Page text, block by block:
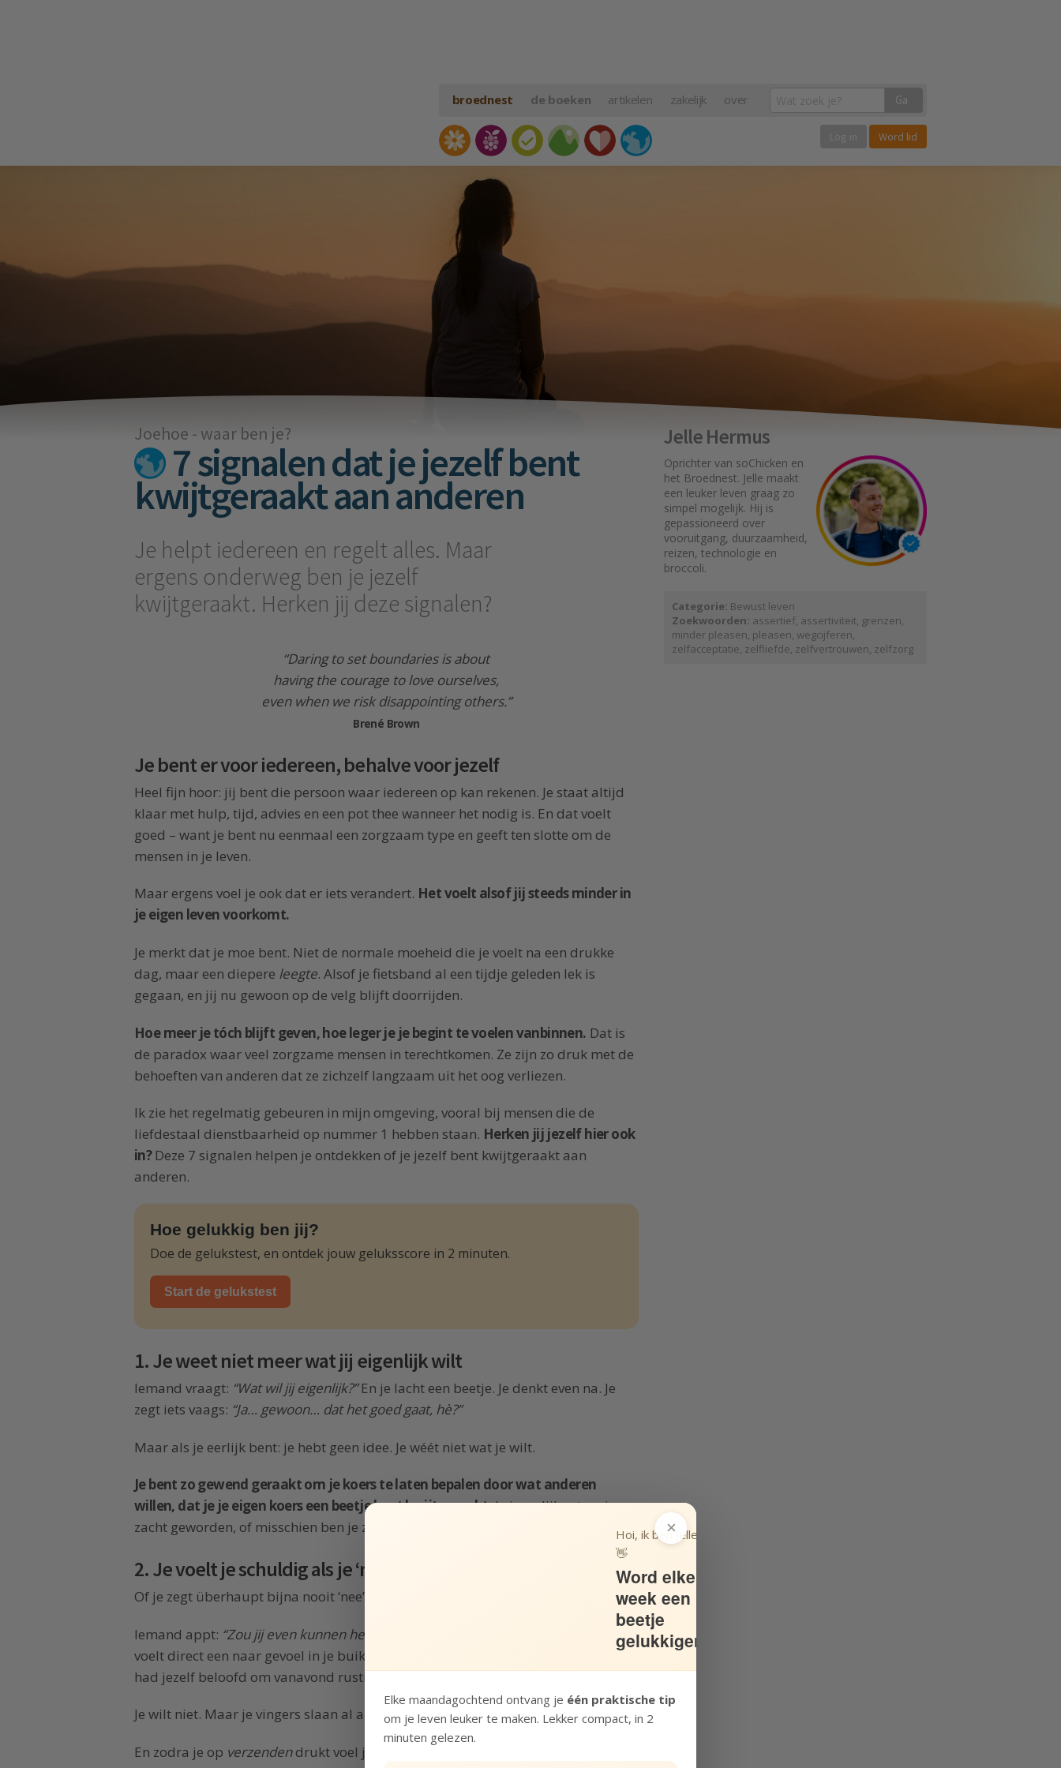
broednest de boeken artikelen zakelijk over Ga
Word lid
Joehoe - waar ben je?
7 signalen dat je jezelf bent
kwijtgeraakt aan anderen
Je helpt iedereen en regelt alles. Maar
ergens onderweg ben je jezelf
kwijtgeraakt. Herken jij deze signalen?
“Daring to set boundaries is about
having the courage to love ourselves,
even when we risk disappointing others.”
Brené Brown
Je bent er voor iedereen, behalve voor jezelf
Heel fijn hoor: jij bent die persoon waar iedereen op kan rekenen. Je staat altijd
klaar met hulp, tijd, advies en een pot thee wanneer het nodig is. En dat voelt
goed – want je bent nu eenmaal een zorgzaam type en geeft ten slotte om de
mensen in je leven.
Maar ergens voel je ook dat er iets verandert. Het voelt alsof jij steeds minder in
je eigen leven voorkomt.
Je merkt dat je moe bent. Niet de normale moeheid die je voelt na een drukke
dag, maar een diepere leegte. Alsof je fietsband al een tijdje geleden lek is
gegaan, en jij nu gewoon op de velg blijft doorrijden.
Hoe meer je tóch blijft geven, hoe leger je je begint te voelen vanbinnen. Dat is
de paradox waar veel zorgzame mensen in terechtkomen. Ze zijn zo druk met de
behoeften van anderen dat ze zichzelf langzaam uit het oog verliezen.
Ik zie het regelmatig gebeuren in mijn omgeving, vooral bij mensen die de
liefdestaal dienstbaarheid op nummer 1 hebben staan. Herken jij jezelf hier ook
in?Deze 7 signalen helpen je ontdekken of je jezelf bent kwijtgeraakt aan
anderen.
Hoe gelukkig ben jij?
Doe de gelukstest, en ontdek jouw geluksscore in 2 minuten.
Start de gelukstest
1. Je weet niet meer wat jij eigenlijk wilt
Iemand vraagt: “Wat wil jij eigenlijk?”En je lacht een beetje. Je denkt even na. Je
zegt iets vaags: “Ja… gewoon… dat het goed gaat, hè?”
Maar als je eerlijk bent: je hebt geen idee. Je wéét niet wat je wilt.
Je bent zo gewend geraakt om je koers te laten bepalen door wat anderen
willen, dat je je eigen koers een beetje bent kwijtgeraakt.Je innerlijke stem is
zacht geworden, of misschien ben je zelfs vergeten hoe die klinkt.
2. Je voelt je schuldig als je ‘nee’ zegt
Of je zegt überhaupt bijna nooit ‘nee’.
Iemand appt: “Zou jij even kunnen helpen?”
Je ziet het bericht binnenkomen en je
voelt direct een naar gevoel in je buik. Je hebt eigenlijk geen tijd. Je bent moe. Je
had jezelf beloofd om vanavond rustig aan te doen.
Je wilt niet. Maar je vingers slaan al aan het typen: “Ja hoor! Komt goed.”
En zodra je op verzendendrukt voel je al spijt. Want natuurlijk help je anderen
Jelle Hermus
Oprichter van soChicken en
het Broednest. Jelle maakt
een leuker leven graag zo
simpel mogelijk. Hij is
gepassioneerd over
vooruitgang, duurzaamheid,
reizen, technologie en
broccoli.
Categorie: Bewust leven
Zoekwoorden: assertief, assertiviteit, grenzen,
minder pleasen, pleasen, wegcijferen,
zelfacceptatie, zelfliefde, zelfvertrouwen, zelfzorg
×
Hoi, ik ben Jelle!
👋
Word elke
week een
beetje
gelukkiger
Elke maandagochtend ontvang je één praktische tip
om je leven leuker te maken. Lekker compact, in 2
minuten gelezen.